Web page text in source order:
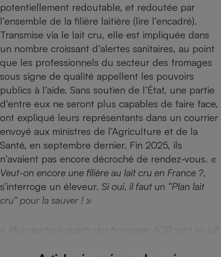
potentiellement redoutable, et redoutée par
l’ensemble de la filière laitière (lire l’encadré).
Transmise via le lait cru, elle est impliquée dans
un nombre croissant d’alertes sanitaires, au point
que les professionnels du secteur des fromages
sous signe de qualité appellent les pouvoirs
publics à l’aide. Sans soutien de l’État, une partie
d’entre eux ne seront plus capables de faire face,
ont expliqué leurs représentants dans un courrier
envoyé aux ministres de l’Agriculture et de la
Santé, en septembre dernier. Fin 2025, ils
n’avaient pas encore décroché de rendez-vous. «
Veut-on encore une filière au lait cru en France ?,
s’interroge un éleveur. Si oui, il faut un “Plan lait
cru” pour la sauver ! »
« Plus des trois quarts des fromages AOP sont au lait
Plaque de cuisson à
induction
Climatiseur -
Ventilateur
Téléphone mobile -
Smartphone
Antivirus
Climatiseur -
Ventilateur